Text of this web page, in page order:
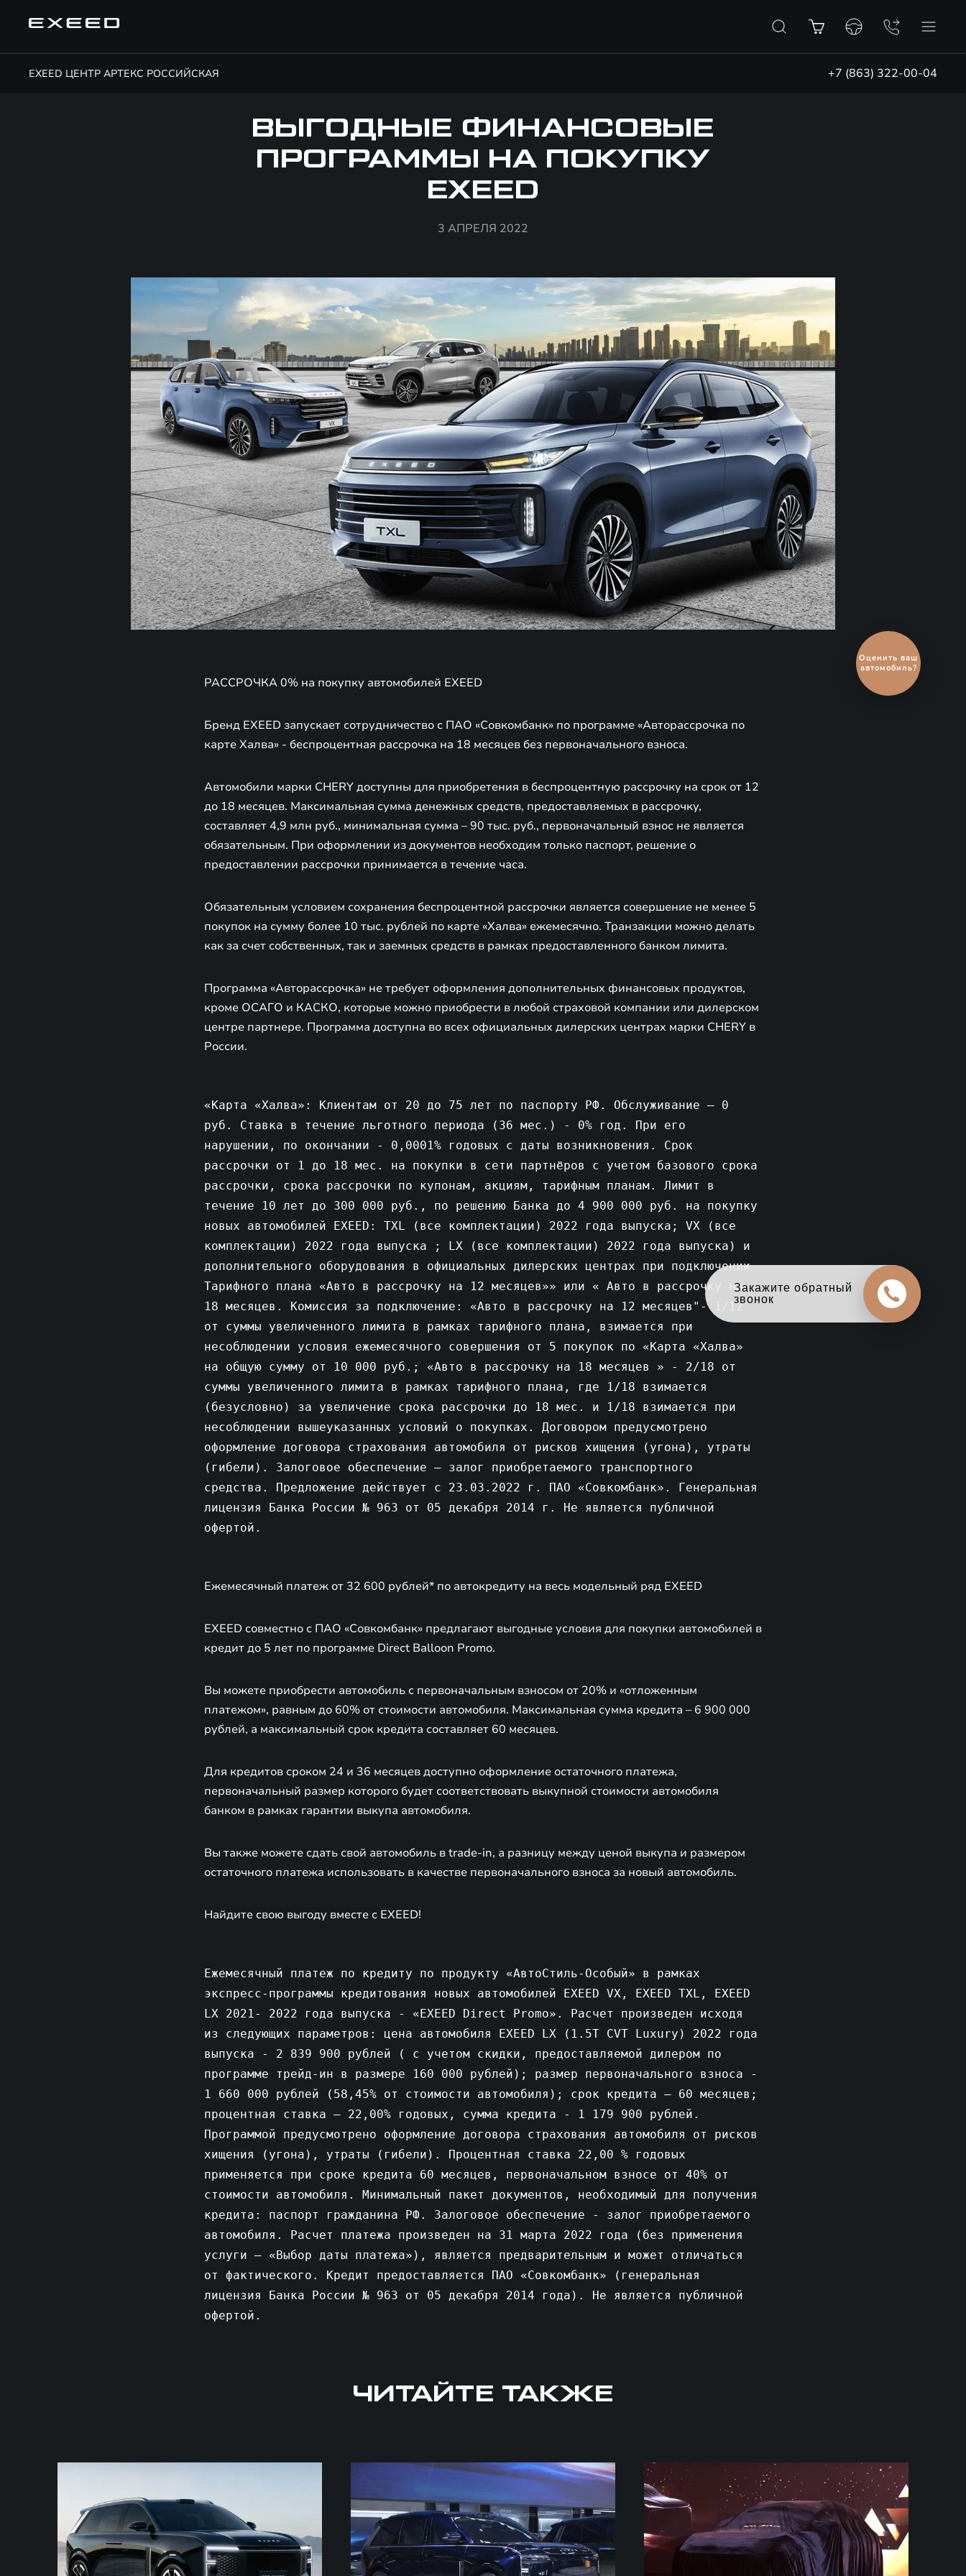
EXEED ЦЕНТР АРТЕКС РОССИЙСКАЯ +7 (863) 322-00-04
ВЫГОДНЫЕ ФИНАНСОВЫЕ
ПРОГРАММЫ НА ПОКУПКУ
EXEED
3 АПРЕЛЯ 2022
РАССРОЧКА 0% на покупку автомобилей EXEED
Бренд EXEED запускает сотрудничество с ПАО «Совкомбанк» по программе «Авторассрочка по
карте Халва» - беспроцентная рассрочка на 18 месяцев без первоначального взноса.
Автомобили марки CHERY доступны для приобретения в беспроцентную рассрочку на срок от 12
до 18 месяцев. Максимальная сумма денежных средств, предоставляемых в рассрочку,
составляет 4,9 млн руб., минимальная сумма – 90 тыс. руб., первоначальный взнос не является
обязательным. При оформлении из документов необходим только паспорт, решение о
предоставлении рассрочки принимается в течение часа.
Обязательным условием сохранения беспроцентной рассрочки является совершение не менее 5
покупок на сумму более 10 тыс. рублей по карте «Халва» ежемесячно. Транзакции можно делать
как за счет собственных, так и заемных средств в рамках предоставленного банком лимита.
Программа «Авторассрочка» не требует оформления дополнительных финансовых продуктов,
кроме ОСАГО и КАСКО, которые можно приобрести в любой страховой компании или дилерском
центре партнере. Программа доступна во всех официальных дилерских центрах марки CHERY в
России.
«Карта «Халва»: Клиентам от 20 до 75 лет по паспорту РФ. Обслуживание – 0
руб. Ставка в течение льготного периода (36 мес.) - 0% год. При его
нарушении, по окончании - 0,0001% годовых с даты возникновения. Срок
рассрочки от 1 до 18 мес. на покупки в сети партнёров с учетом базового срока
рассрочки, срока рассрочки по купонам, акциям, тарифным планам. Лимит в
течение 10 лет до 300 000 руб., по решению Банка до 4 900 000 руб. на покупку
новых автомобилей EXEED: TXL (все комплектации) 2022 года выпуска; VX (все
комплектации) 2022 года выпуска ; LX (все комплектации) 2022 года выпуска) и
дополнительного оборудования в официальных дилерских центрах при подключении
Тарифного плана «Авто в рассрочку на 12 месяцев»» или « Авто в рассрочку на
18 месяцев. Комиссия за подключение: «Авто в рассрочку на 12 месяцев"- 1/12
от суммы увеличенного лимита в рамках тарифного плана, взимается при
несоблюдении условия ежемесячного совершения от 5 покупок по «Карта «Халва»
на общую сумму от 10 000 руб.; «Авто в рассрочку на 18 месяцев » - 2/18 от
суммы увеличенного лимита в рамках тарифного плана, где 1/18 взимается
(безусловно) за увеличение срока рассрочки до 18 мес. и 1/18 взимается при
несоблюдении вышеуказанных условий о покупках. Договором предусмотрено
оформление договора страхования автомобиля от рисков хищения (угона), утраты
(гибели). Залоговое обеспечение – залог приобретаемого транспортного
средства. Предложение действует c 23.03.2022 г. ПАО «Совкомбанк». Генеральная
лицензия Банка России № 963 от 05 декабря 2014 г. Не является публичной
офертой.
Ежемесячный платеж от 32 600 рублей* по автокредиту на весь модельный ряд EXEED
EXEED совместно с ПАО «Совкомбанк» предлагают выгодные условия для покупки автомобилей в
кредит до 5 лет по программе Direct Balloon Promo.
Вы можете приобрести автомобиль с первоначальным взносом от 20% и «отложенным
платежом», равным до 60% от стоимости автомобиля. Максимальная сумма кредита – 6 900 000
рублей, а максимальный срок кредита составляет 60 месяцев.
Для кредитов сроком 24 и 36 месяцев доступно оформление остаточного платежа,
первоначальный размер которого будет соответствовать выкупной стоимости автомобиля
банком в рамках гарантии выкупа автомобиля.
Вы также можете сдать свой автомобиль в trade-in, а разницу между ценой выкупа и размером
остаточного платежа использовать в качестве первоначального взноса за новый автомобиль.
Найдите свою выгоду вместе с EXEED!
Ежемесячный платеж по кредиту по продукту «АвтоСтиль-Особый» в рамках
экспресс-программы кредитования новых автомобилей EXEED VX, EXEED TXL, EXEED
LX 2021- 2022 года выпуска - «EXEED Direct Promo». Расчет произведен исходя
из следующих параметров: цена автомобиля EXEED LX (1.5T CVT Luxury) 2022 года
выпуска - 2 839 900 рублей ( с учетом скидки, предоставляемой дилером по
программе трейд-ин в размере 160 000 рублей); размер первоначального взноса -
1 660 000 рублей (58,45% от стоимости автомобиля); срок кредита – 60 месяцев;
процентная ставка – 22,00% годовых, сумма кредита - 1 179 900 рублей.
Программой предусмотрено оформление договора страхования автомобиля от рисков
хищения (угона), утраты (гибели). Процентная ставка 22,00 % годовых
применяется при сроке кредита 60 месяцев, первоначальном взносе от 40% от
стоимости автомобиля. Минимальный пакет документов, необходимый для получения
кредита: паспорт гражданина РФ. Залоговое обеспечение - залог приобретаемого
автомобиля. Расчет платежа произведен на 31 марта 2022 года (без применения
услуги – «Выбор даты платежа»), является предварительным и может отличаться
от фактического. Кредит предоставляется ПАО «Совкомбанк» (генеральная
лицензия Банка России № 963 от 05 декабря 2014 года). Не является публичной
офертой.
ЧИТАЙТЕ ТАКЖЕ
обмен
автомобиля
Оцените свой авто
в обмен на новый